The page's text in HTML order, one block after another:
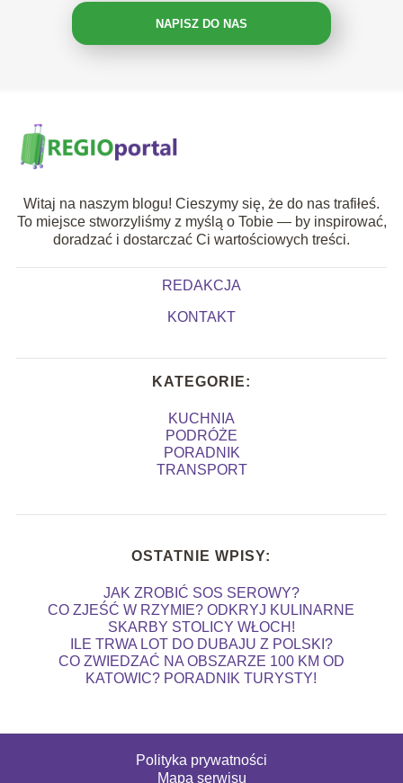
NAPISZ DO NAS
Witaj na naszym blogu! Cieszymy się, że do nas trafiłeś.
To miejsce stworzyliśmy z myślą o Tobie — by inspirować,
doradzać i dostarczać Ci wartościowych treści.
REDAKCJA
KONTAKT
KATEGORIE:
KUCHNIA
PODRÓŻE
PORADNIK
TRANSPORT
OSTATNIE WPISY:
JAK ZROBIĆ SOS SEROWY?
CO ZJEŚĆ W RZYMIE? ODKRYJ KULINARNE
SKARBY STOLICY WŁOCH!
ILE TRWA LOT DO DUBAJU Z POLSKI?
CO ZWIEDZAĆ NA OBSZARZE 100 KM OD
KATOWIC? PORADNIK TURYSTY!
Polityka prywatności
Mapa serwisu